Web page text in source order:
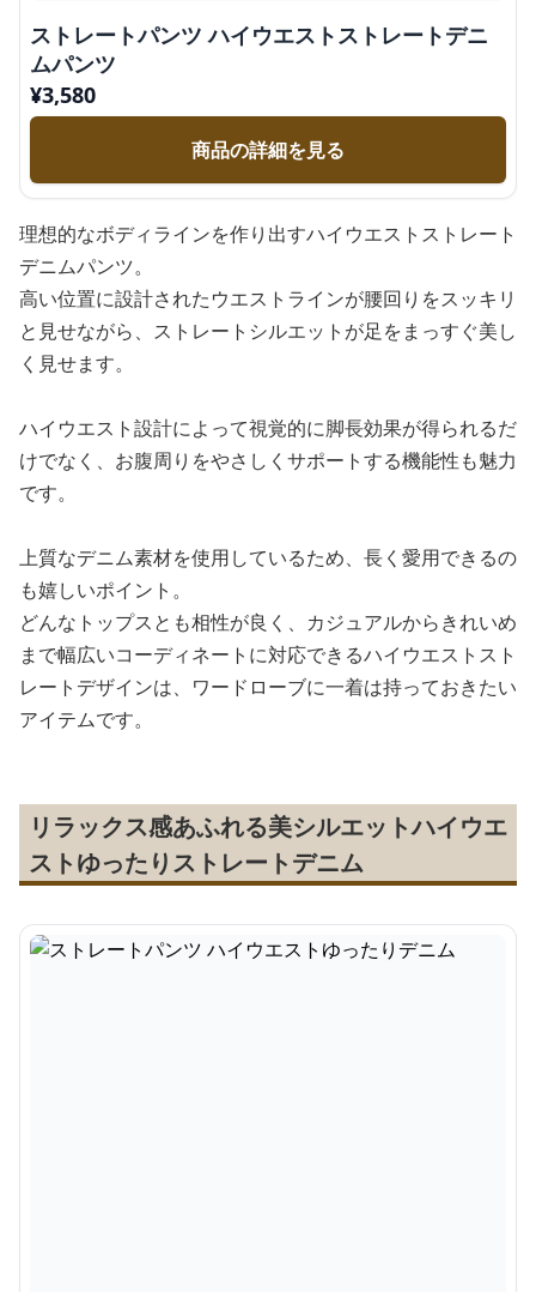
ストレートパンツ ハイウエストストレートデニ
ムパンツ
¥3,580
商品の詳細を見る
理想的なボディラインを作り出すハイウエストストレート
デニムパンツ。
高い位置に設計されたウエストラインが腰回りをスッキリ
と見せながら、ストレートシルエットが足をまっすぐ美し
く見せます。
ハイウエスト設計によって視覚的に脚長効果が得られるだ
けでなく、お腹周りをやさしくサポートする機能性も魅力
です。
上質なデニム素材を使用しているため、長く愛用できるの
も嬉しいポイント。
どんなトップスとも相性が良く、カジュアルからきれいめ
まで幅広いコーディネートに対応できるハイウエストスト
レートデザインは、ワードローブに一着は持っておきたい
アイテムです。
リラックス感あふれる美シルエットハイウエ
ストゆったりストレートデニム